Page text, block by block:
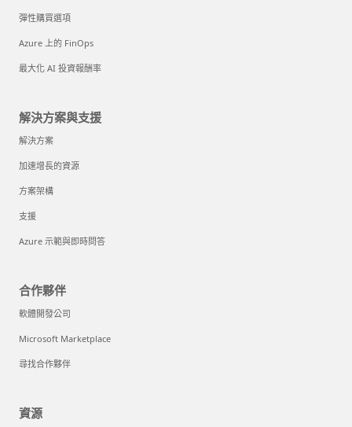
彈性購買選項
Azure 上的 FinOps
最大化 AI 投資報酬率
解決方案與支援
解決方案
加速增長的資源
方案架構
支援
Azure 示範與即時問答
合作夥伴
軟體開發公司
Microsoft Marketplace
尋找合作夥伴
資源